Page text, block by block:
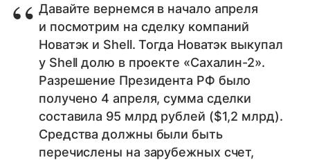
Давайте вернемся в начало апреля
и посмотрим на сделку компаний
Новатэк и Shell. Тогда Новатэк выкупал
у Shell долю в проекте «Сахалин-2».
Разрешение Президента РФ было
получено 4 апреля, сумма сделки
составила 95 млрд рублей ($1,2 млрд).
Средства должны были быть
перечислены на зарубежных счет,